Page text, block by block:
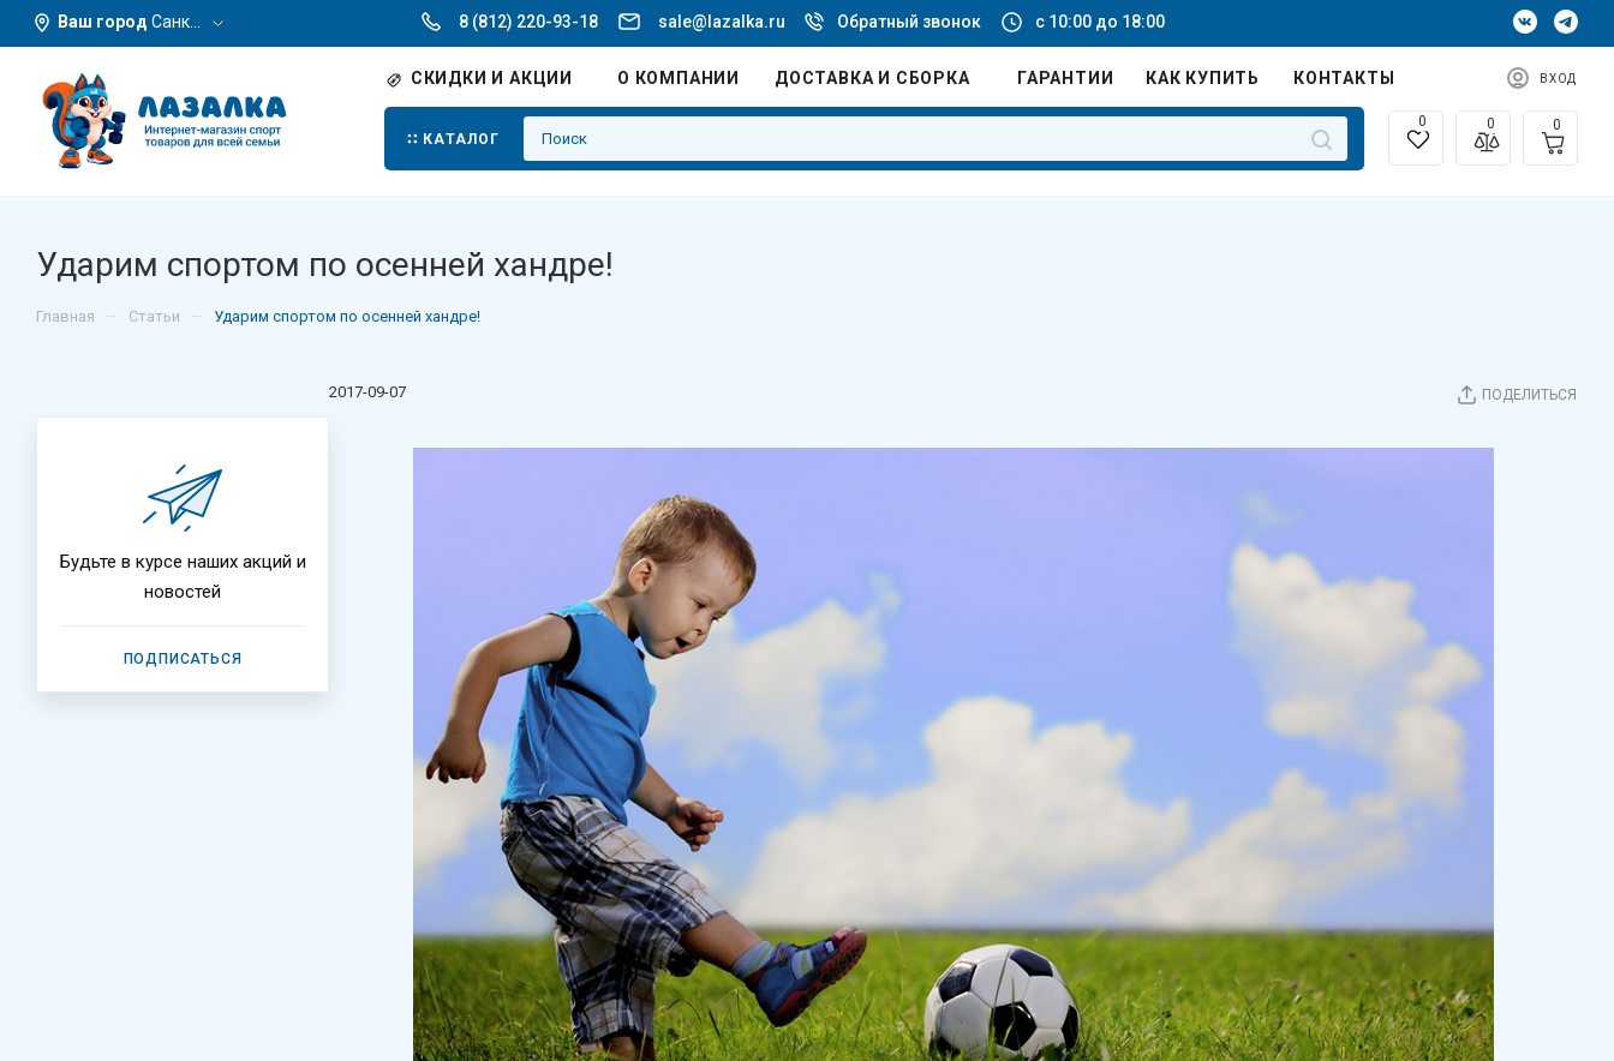
Ваш город Санкт-Петербург 8 (812) 220-93-18 sale@lazalka.ru Обратный звонок с 10:00 до 18:00
СКИДКИ И АКЦИИ О КОМПАНИИ ДОСТАВКА И СБОРКА ГАРАНТИИ КАК КУПИТЬ КОНТАКТЫ ВХОД
КАТАЛОГ
0 0 0
Ударим спортом по осенней хандре!
Главная – Статьи – Ударим спортом по осенней хандре!
ПОДЕЛИТЬСЯ
2017-09-07
Будьте в курсе наших акций и
новостей
ПОДПИСАТЬСЯ